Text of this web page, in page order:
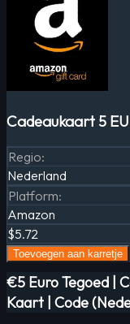
Cadeaukaart 5
Regio:
Nederland
Platform:
Amazon
$5.72
Toevoegen aan karretje
€5 Euro Tegoed |
Kaart | Code